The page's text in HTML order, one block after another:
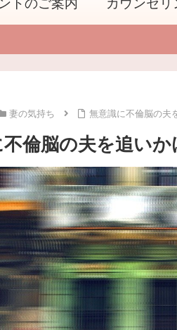
トのご案内 カウンセリ
妻の気持ち 無意識に不倫脳の夫
倫脳の夫を追い